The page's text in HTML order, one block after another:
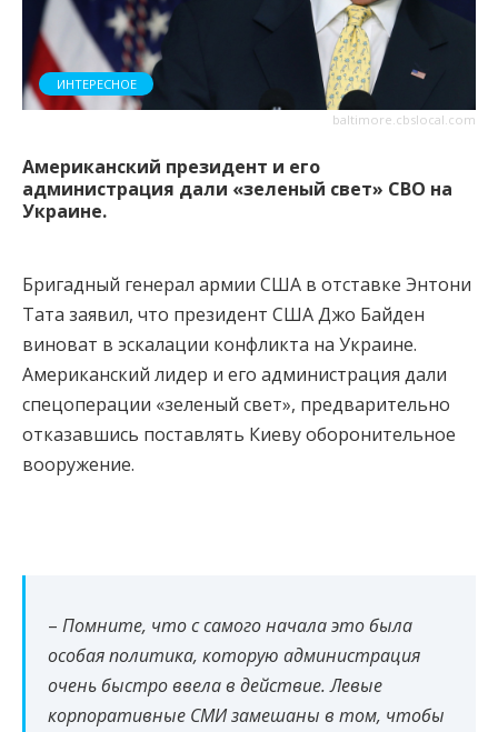
baltimore.cbslocal.com
ИНТЕРЕСНОЕ
Американский президент и его
администрация дали «зеленый свет» СВО на
Украине.
Бригадный генерал армии США в отставке Энтони
Тата заявил, что президент США Джо Байден
виноват в эскалации конфликта на Украине.
Американский лидер и его администрация дали
спецоперации «зеленый свет», предварительно
отказавшись поставлять Киеву оборонительное
вооружение.
– Помните, что с самого начала это была
особая политика, которую администрация
очень быстро ввела в действие. Левые
корпоративные СМИ замешаны в том, чтобы